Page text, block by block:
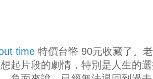
time 特價台幣 90元收藏了。
起片段的劇情，特別是人生的